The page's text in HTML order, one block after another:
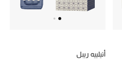
أتيلييه ريبل